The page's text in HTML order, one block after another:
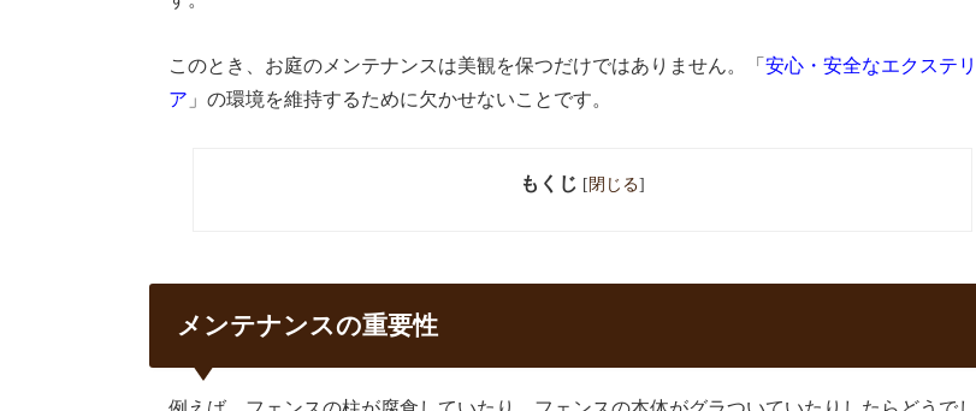
このとき、お庭のメンテナンスは美観を保つだけではありません。「安心・安全なエクステリ
ア 」の環境を維持するために欠かせないことです。
もくじ [閉じる]
メンテナンスの重要性